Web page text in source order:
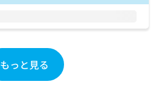
もっと見る